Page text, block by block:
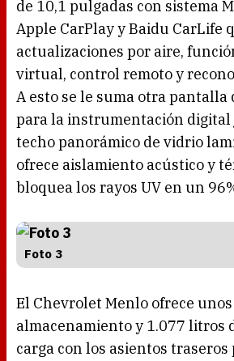
de 10,1 pulgadas con sistema
Apple CarPlay y Baidu CarLife
actualizaciones por aire,
virtual, control remoto y
A esto se le suma otra pantalla
para la instrumentación
techo panorámico de vidrio
ofrece aislamiento acústico y
bloquea los rayos UV en un
Foto 3
El Chevrolet Menlo ofrece
almacenamiento y 1.077 litros
carga con los asientos traseros